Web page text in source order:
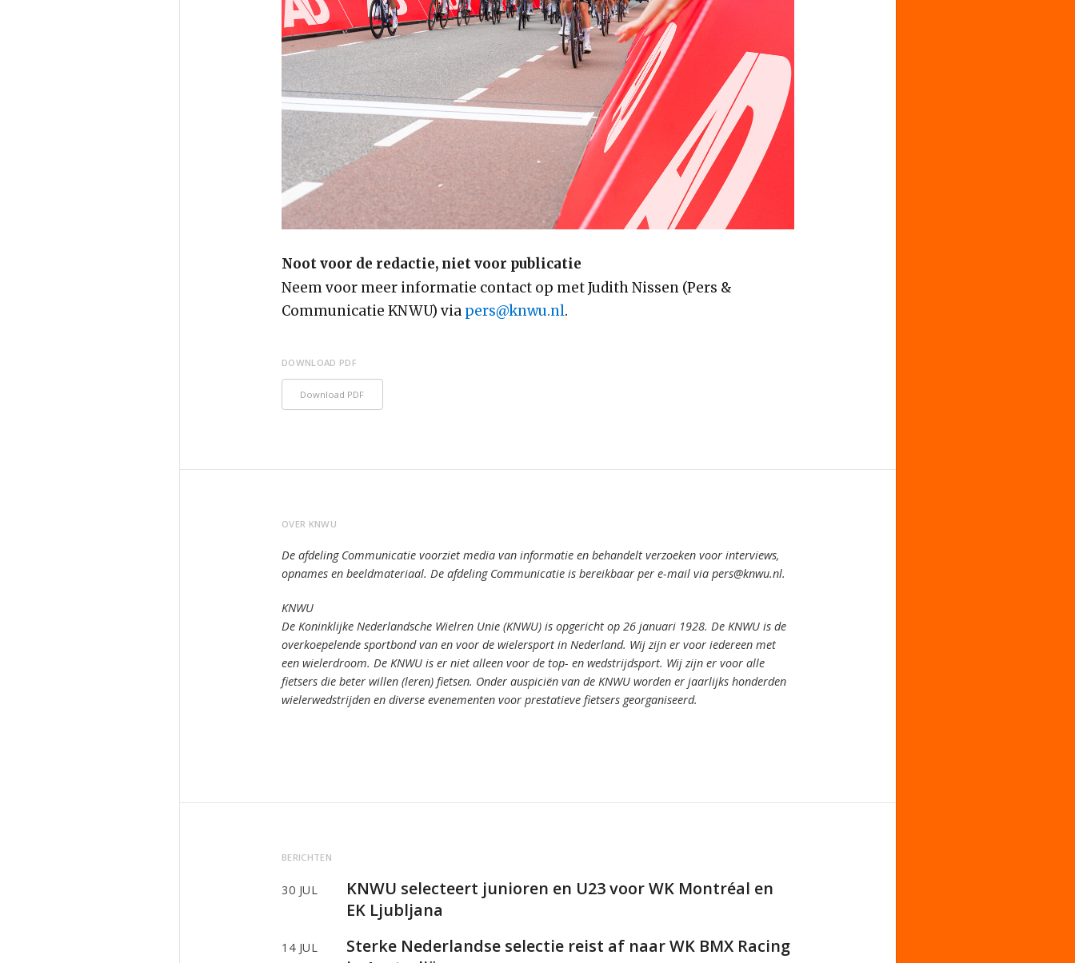
Noot voor de redactie, niet voor publicatie
Neem voor meer informatie contact op met Judith Nissen (Pers &
Communicatie KNWU) via pers@knwu.nl.
DOWNLOAD PDF
Download PDF
OVER KNWU
De afdeling Communicatie voorziet media van informatie en behandelt verzoeken voor interviews,
opnames en beeldmateriaal. De afdeling Communicatie is bereikbaar per e-mail via pers@knwu.nl.
KNWU
De Koninklijke Nederlandsche Wielren Unie (KNWU) is opgericht op 26 januari 1928. De KNWU is de
overkoepelende sportbond van en voor de wielersport in Nederland. Wij zijn er voor iedereen met
een wielerdroom. De KNWU is er niet alleen voor de top- en wedstrijdsport. Wij zijn ervoor alle
fietsers die beter willen (leren) fietsen. Onder auspiciën van de KNWU worden er jaarlijks honderden
wielerwedstrijden en diverse evenementen voor prestatieve fietsers georganiseerd.
BERICHTEN
30 JUL
KNWU selecteert junioren en U23 voor WK Montréal en
EK Ljubljana
14 JUL
Sterke Nederlandse selectie reist af naar WK BMX Racing